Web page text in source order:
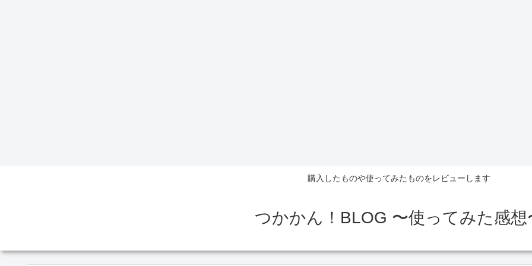
購入したものや使ってみたものをレビューします
つかかん！BLOG 〜使ってみた感想